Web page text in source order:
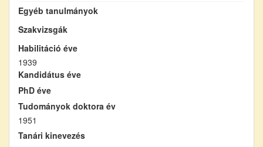
Egyéb tanulmányok
Szakvizsgák
Habilitáció éve
1939
Kandidátus éve
PhD éve
Tudományok doktora év
1951
Tanári kinevezés